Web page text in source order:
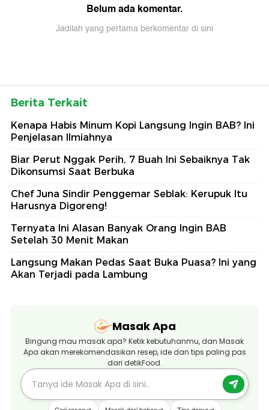
Belum ada komentar.
Jadilah yang pertama berkomentar di sini
Berita Terkait
Kenapa Habis Minum Kopi Langsung Ingin BAB? Ini
Penjelasan Ilmiahnya
Biar Perut Nggak Perih, 7 Buah Ini Sebaiknya Tak
Dikonsumsi Saat Berbuka
Chef Juna Sindir Penggemar Seblak: Kerupuk Itu
Harusnya Digoreng!
Ternyata Ini Alasan Banyak Orang Ingin BAB
Setelah 30 Menit Makan
Langsung Makan Pedas Saat Buka Puasa? Ini yang
Akan Terjadi pada Lambung
Masak Apa
Bingung mau masak apa? Ketik kebutuhanmu, dan Masak
Apa akan merekomendasikan resep, ide dan tips paling pas
dari detikFood.